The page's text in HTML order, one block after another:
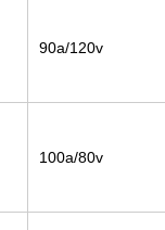
90a/120v
100a/80v